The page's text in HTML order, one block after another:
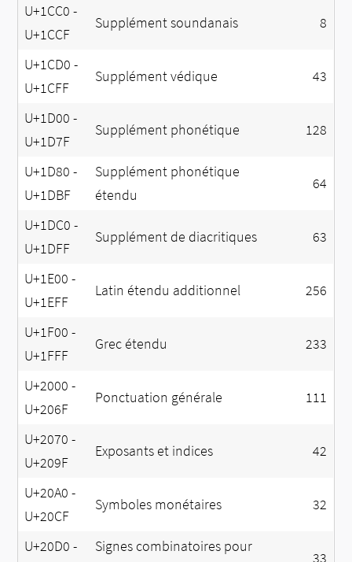
U+1CC0 -
U+1CCF
Supplément soundanais 8
U+1CD0 -
U+1CFF
Supplément védique 43
U+1D00 -
U+1D7F
Supplément phonétique 128
U+1D80 -
U+1DBF
Supplément phonétique
étendu
64
U+1DC0 -
U+1DFF
Supplément de diacritiques 63
U+1E00 -
U+1EFF
Latin étendu additionnel 256
U+1F00 -
U+1FFF
Grec étendu 233
U+2000 -
U+206F
Ponctuation générale 111
U+2070 -
U+209F
Exposants et indices 42
U+20A0 -
U+20CF
Symboles monétaires 32
U+20D0 -
Signes combinatoires pour
33